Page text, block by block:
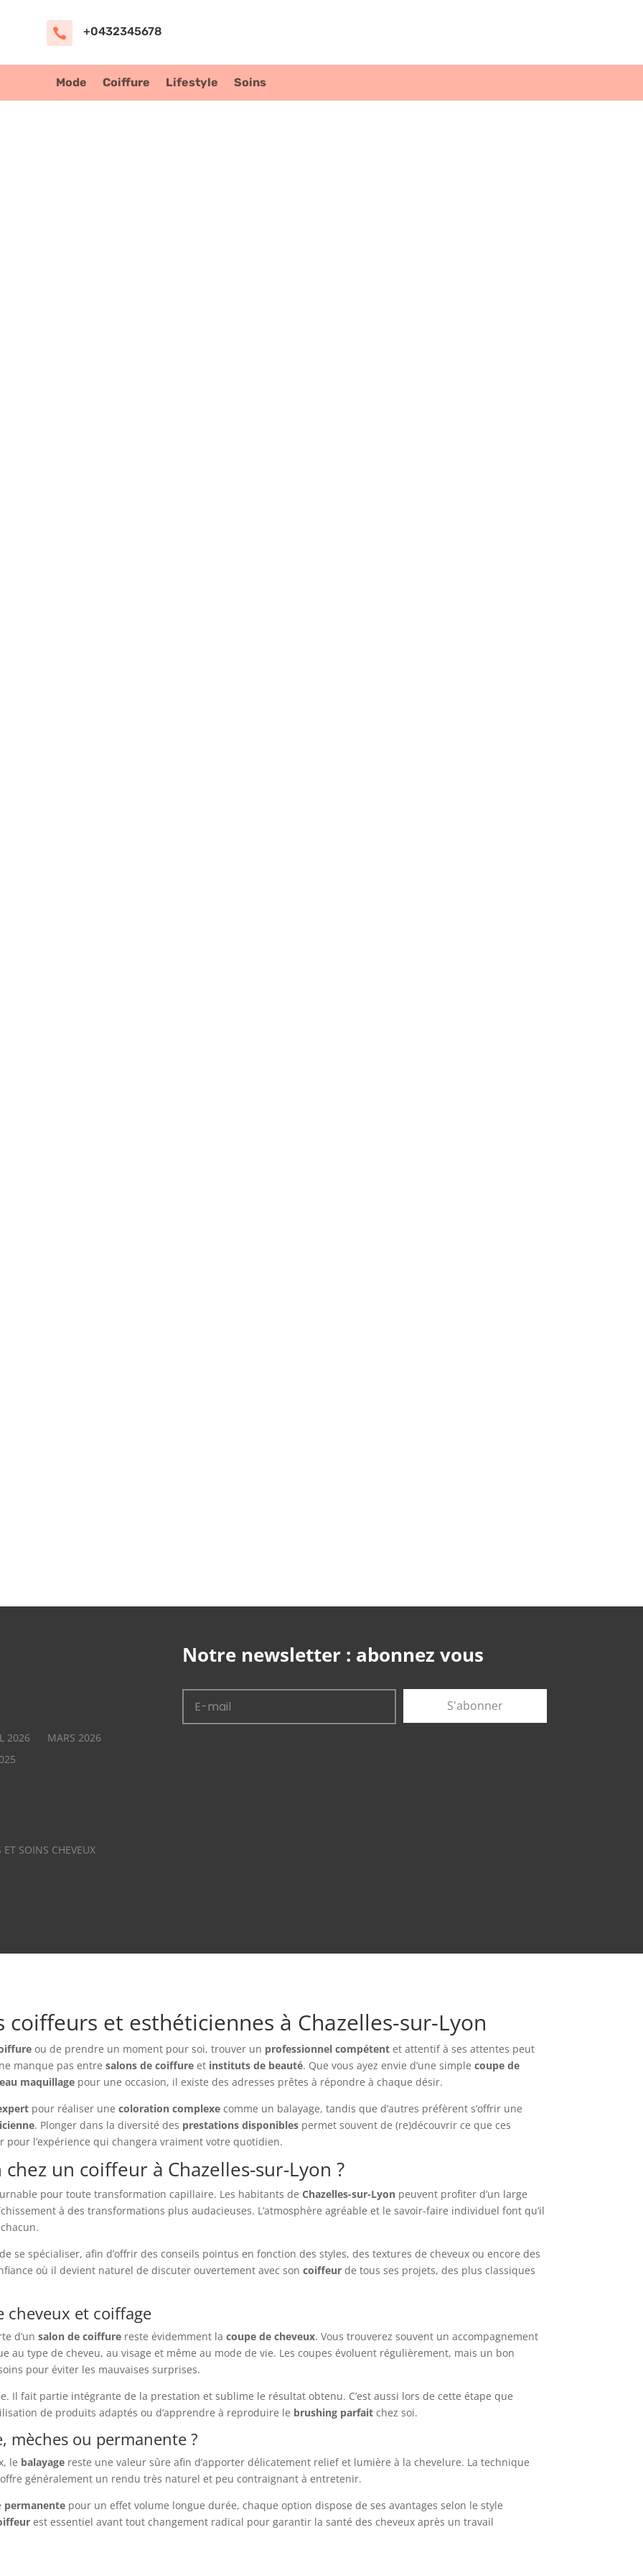
 +0432345678
Mode Coiffure Lifestyle Soins
2026
MARS 2026
ET SOINS CHEVEUX
Notre newsletter : abonnez vous
S'abonner
et esthéticiennes à Chazelles-sur-Lyon
ou de prendre un moment pour soi, trouver un professionnel compétent et attentif à ses attentes peut
ne manque pas entresalons de coiffure et instituts de beauté. Que vous ayez envie d’une simplecoupe de
maquillage pour une occasion, il existe des adresses prêtes à répondre à chaque désir.
pour réaliser unecoloration complexe comme un balayage, tandis que d’autres préfèrent s’offrir une
. Plonger dans la diversité des prestations disponibles permet souvent de (re)découvrir ce que ces
pour l’expérience qui changera vraiment votre quotidien.
un coiffeur à Chazelles-sur-Lyon ?
pour toute transformation capillaire. Les habitants deChazelles-sur-Lyon peuvent profiter d’un large
à des transformations plus audacieuses. L’atmosphère agréable et le savoir-faire individuel font qu’il
se spécialiser, afin d’offrir des conseils pointus en fonction des styles, des textures de cheveux ou encore des
où il devient naturel de discuter ouvertement avec soncoiffeur de tous ses projets, des plus classiques
cheveux et coiffage
d’unsalon de coiffure reste évidemment lacoupe de cheveux. Vous trouverez souvent un accompagnement
au type de cheveu, au visage et même au mode de vie. Les coupes évoluent régulièrement, mais un bon
pour éviter les mauvaises surprises.
Il fait partie intégrante de la prestation et sublime le résultat obtenu. C’est aussi lors de cette étape que
de produits adaptés ou d’apprendre à reproduire le brushing parfait chez soi.
mèches ou permanente ?
le balayage reste une valeur sûre afin d’apporter délicatement relief et lumière à la chevelure. La technique
offre généralement un rendu très naturel et peu contraignant à entretenir.
permanente pour un effet volume longue durée, chaque option dispose de ses avantages selon le style
est essentiel avant tout changement radical pour garantir la santé des cheveux après un travail